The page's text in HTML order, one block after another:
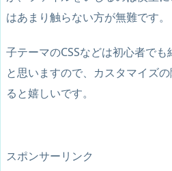
はあまり触らない方が無難です。
子テーマのCSSなどは初心者で
と思いますので、カスタマイズ
ると嬉しいです。
スポンサーリンク